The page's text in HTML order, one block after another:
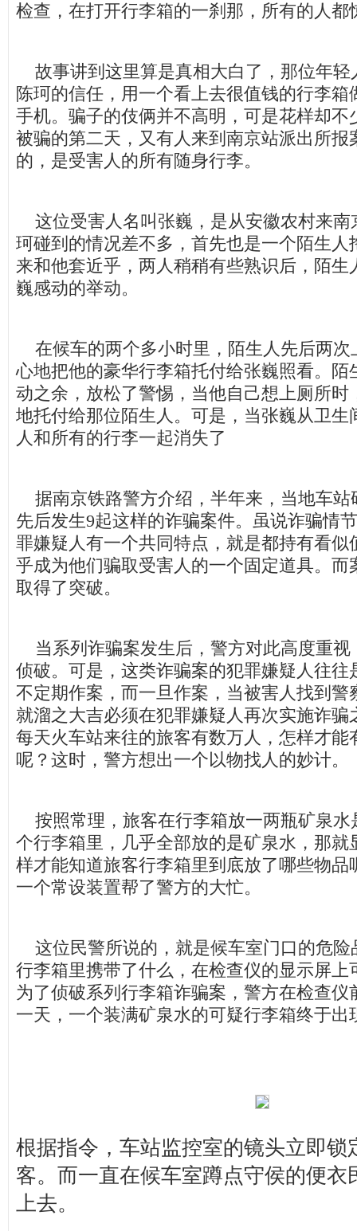
检查，在打开行李箱的一刹那，所有的人都
故事讲到这里算是真相大白了，那位年轻
陈珂的信任，用一个看上去很值钱的行李箱
手机。骗子的伎俩并不高明，可是花样却不
被骗的第二天，又有人来到南京站派出所报
的，是受害人的所有随身行李。
这位受害人名叫张巍，是从安徽农村来南
珂碰到的情况差不多，首先也是一个陌生人
来和他套近乎，两人稍稍有些熟识后，陌生
巍感动的举动。
在候车的两个多小时里，陌生人先后两次
心地把他的豪华行李箱托付给张巍照看。陌
动之余，放松了警惕，当他自己想上厕所时
地托付给那位陌生人。可是，当张巍从卫生
人和所有的行李一起消失了
据南京铁路警方介绍，半年来，当地车站
先后发生9起这样的诈骗案件。虽说诈骗情
罪嫌疑人有一个共同特点，就是都持有看似
乎成为他们骗取受害人的一个固定道具。而
取得了突破。
当系列诈骗案发生后，警方对此高度重视
侦破。可是，这类诈骗案的犯罪嫌疑人往往
不定期作案，而一旦作案，当被害人找到警
就溜之大吉必须在犯罪嫌疑人再次实施诈骗
每天火车站来往的旅客有数万人，怎样才能
呢？这时，警方想出一个以物找人的妙计。
按照常理，旅客在行李箱放一两瓶矿泉水
个行李箱里，几乎全部放的是矿泉水，那就
样才能知道旅客行李箱里到底放了哪些物品
一个常设装置帮了警方的大忙。
这位民警所说的，就是候车室门口的危险
行李箱里携带了什么，在检查仪的显示屏上
为了侦破系列行李箱诈骗案，警方在检查仪
一天，一个装满矿泉水的可疑行李箱终于出
根据指令，车站监控室的镜头立即锁
客。而一直在候车室蹲点守侯的便衣
上去。